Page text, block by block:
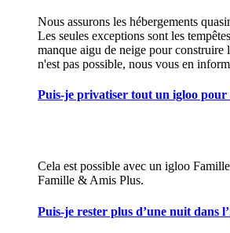
Nous assurons les hébergements
Les seules exceptions sont les
manque aigu de neige pour construire
n'est pas possible, nous vous en
Puis-je privatiser tout un igloo pour
Cela est possible avec un igloo
Famille & Amis Plus.
Puis-je rester plus d’une nuit dans